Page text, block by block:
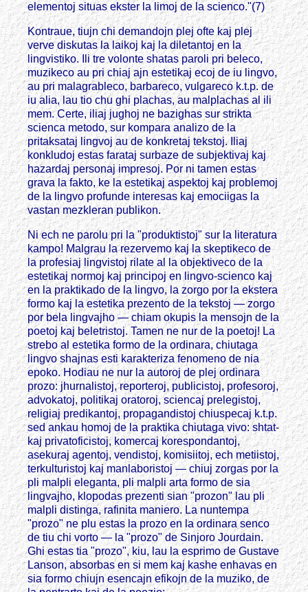
elementoj situas ekster la limoj de la scienco."(7)
Kontraue, tiujn chi demandojn plej ofte kaj plej
verve diskutas la laikoj kaj la diletantoj en la
lingvistiko. Ili tre volonte shatas paroli pri beleco,
muzikeco au pri chiaj ajn estetikaj ecoj de iu lingvo,
au pri malagrableco, barbareco, vulgareco k.t.p. de
iu alia, lau tio chu ghi plachas, au malplachas al ili
mem. Certe, iliaj jughoj ne bazighas sur strikta
scienca metodo, sur kompara analizo de la
pritaksataj lingvoj au de konkretaj tekstoj. Iliaj
konkludoj estas farataj surbaze de subjektivaj kaj
hazardaj personaj impresoj. Por ni tamen estas
grava la fakto, ke la estetikaj aspektoj kaj problemoj
de la lingvo profunde interesas kaj emociigas la
vastan mezkleran publikon.
Ni ech ne parolu pri la "produktistoj" sur la literatura
kampo! Malgrau la rezervemo kaj la skeptikeco de
la profesiaj lingvistoj rilate al la objektiveco de la
estetikaj normoj kaj principoj en lingvo-scienco kaj
en la praktikado de la lingvo, la zorgo por la ekstera
formo kaj la estetika prezento de la tekstoj — zorgo
por bela lingvajho — chiam okupis la mensojn de la
poetoj kaj beletristoj. Tamen ne nur de la poetoj! La
strebo al estetika formo de la ordinara, chiutaga
lingvo shajnas esti karakteriza fenomeno de nia
epoko. Hodiau ne nur la autoroj de plej ordinara
prozo: jhurnalistoj, reporteroj, publicistoj, profesoroj,
advokatoj, politikaj oratoroj, sciencaj prelegistoj,
religiaj predikantoj, propagandistoj chiuspecaj k.t.p.
sed ankau homoj de la praktika chiutaga vivo: shtat-
kaj privatoficistoj, komercaj korespondantoj,
asekuraj agentoj, vendistoj, komisiitoj, ech metiistoj,
terkulturistoj kaj manlaboristoj — chiuj zorgas por la
pli malpli eleganta, pli malpli arta formo de sia
lingvajho, klopodas prezenti sian "prozon" lau pli
malpli distinga, rafinita maniero. La nuntempa
"prozo" ne plu estas la prozo en la ordinara senco
de tiu chi vorto — la "prozo" de Sinjoro Jourdain.
Ghi estas tia "prozo", kiu, lau la esprimo de Gustave
Lanson, absorbas en si mem kaj kashe enhavas en
sia formo chiujn esencajn efikojn de la muziko, de